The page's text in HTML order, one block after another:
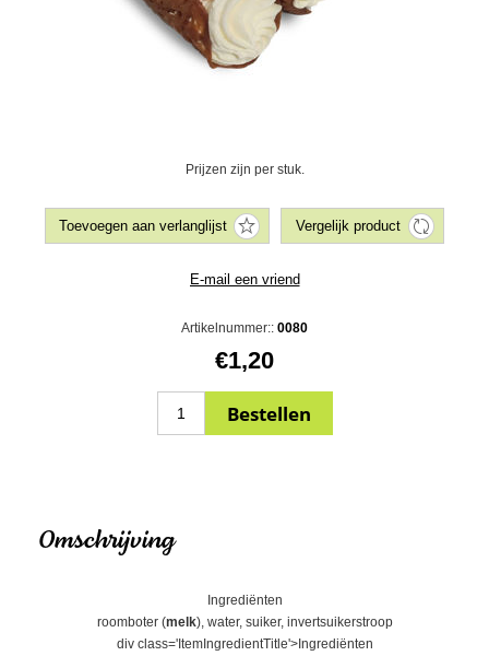
Prijzen zijn per stuk.
Artikelnummer:: 0080
€1,20
Omschrijving
Ingrediënten
roomboter (melk), water, suiker, invertsuikerstroop
div class='ItemIngredientTitle'>Ingrediënten